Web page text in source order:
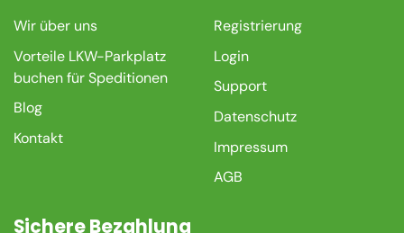
Wir über uns
Vorteile LKW-Parkplatz
buchen für Speditionen
Blog
Kontakt
Registrierung
Login
Support
Datenschutz
Impressum
AGB
Sichere Bezahlung